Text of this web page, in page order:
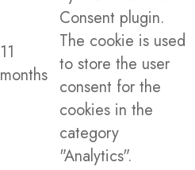
11
months
Consent plugin.
The cookie is used
to store the user
consent for the
cookies in the
category
"Analytics".